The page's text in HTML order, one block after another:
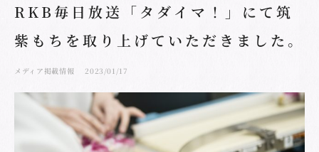
RKB毎日放送「タダイマ！」にて筑
紫もちを取り上げていただきました。
メディア掲載情報 2023/01/17